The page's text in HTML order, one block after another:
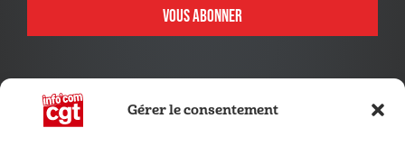
Gérer le consentement
VOUS ABONNER